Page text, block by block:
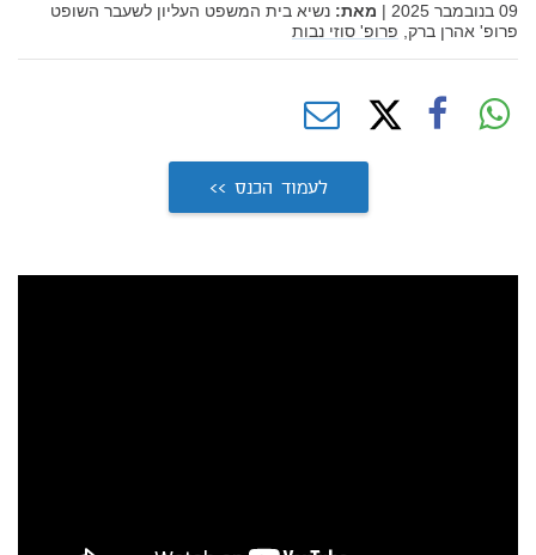
09 בנובמבר 2025 | מאת: נשיא בית המשפט העליון לשעבר השופט
פרופ' אהרן ברק, פרופ' סוזי נבות
לעמוד הכנס >>